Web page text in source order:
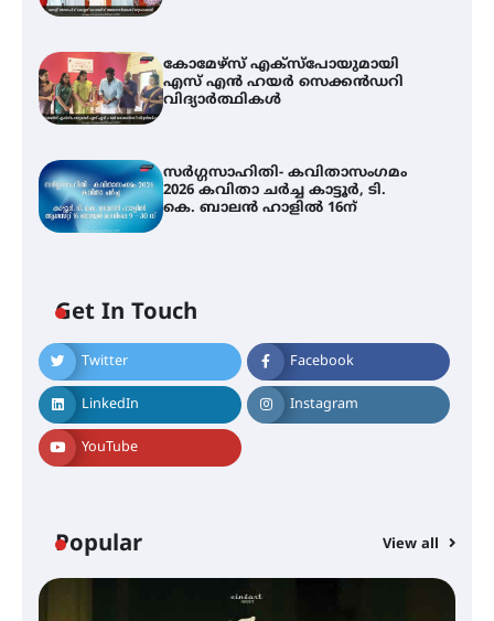
കോമേഴ്സ് എക്സ്പോയുമായി
എസ് എൻ ഹയർ സെക്കൻഡറി
വിദ്യാർത്ഥികൾ
സർഗ്ഗസാഹിതി- കവിതാസംഗമം
2026 കവിതാ ചർച്ച കാട്ടൂർ, ടി.
കെ. ബാലൻ ഹാളിൽ 16ന്
Get In Touch
Twitter Facebook
LinkedIn Instagram
YouTube
Popular View all